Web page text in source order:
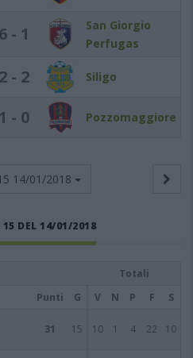
6 - 1
San Giorgio
Perfugas
2 - 2 Siligo
1 - 0 Pozzomaggiore
14/01/2018
DEL 14/01/2018
Totali
Punti G V N P F S
31 15 10 1 4 22 10